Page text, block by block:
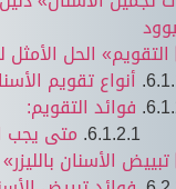
أنواع تقويم
فوائد التقويم:
متى يجب